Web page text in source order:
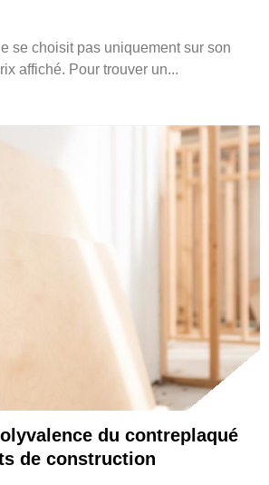
se choisit pas uniquement sur son
affiché. Pour trouver un...
du contreplaqué
de construction